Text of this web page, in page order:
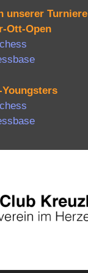
unserer Turniere
Ott-Open
Youngsters